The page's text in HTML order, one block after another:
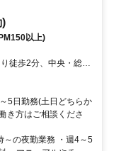
)
以上)
徒歩2分、中央・総武
馬喰町駅」より徒歩4
5日勤務(土日どちらか
き方はご相談くださ
～の夜勤業務 ・週4～5